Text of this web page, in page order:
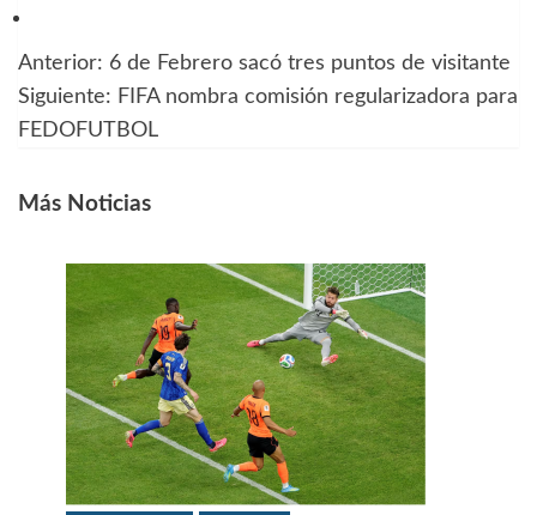
Navegación
de
Anterior: 6 de Febrero sacó tres puntos de visitante
Siguiente: FIFA nombra comisión regularizadora para
FEDOFUTBOL
Más Noticias